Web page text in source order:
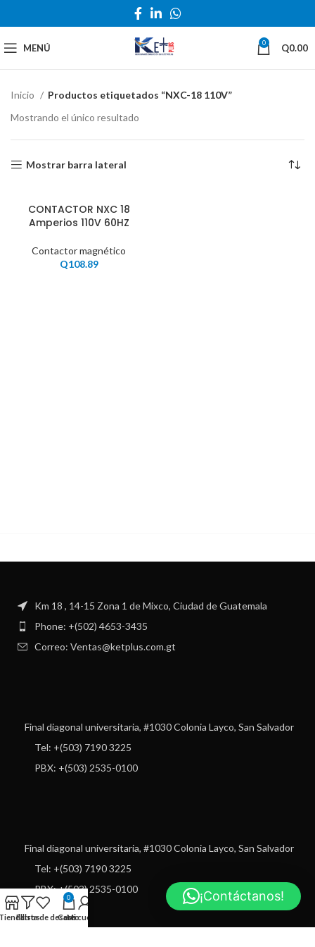
MENÚ 0 Q0.00
Inicio
Productos etiquetados “NXC-18 110V”
Mostrando el único resultado
Mostrar barra lateral
CONTACTOR NXC 18
Amperios 110V 60HZ
Contactor magnético
Q108.89
Km 18 , 14-15 Zona 1 de Mixco, Ciudad de Guatemala
Phone: +(502) 4653-3435
Correo: Ventas@ketplus.com.gt
Final diagonal universitaria, #1030 Colonia Layco, San Salvador
Tel: +(503) 7190 3225
PBX: +(503) 2535-0100
Final diagonal universitaria, #1030 Colonia Layco, San Salvador
Tel: +(503) 7190 3225
PBX: +(503) 2535-0100
Filtros
Lista de deseos
0
Carro
Mi cuenta
¡Contáctanos!